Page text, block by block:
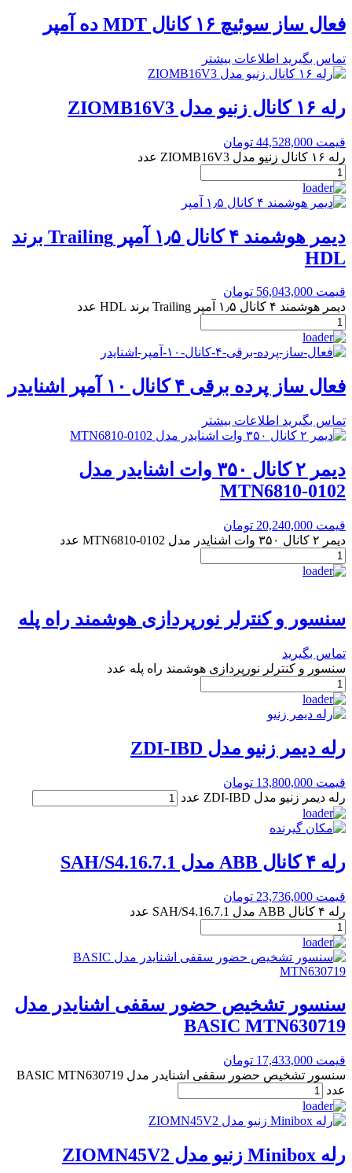
فعال ساز سوئیچ ۱۶ کانال MDT ده آمپر
تماس بگیرید اطلاعات بیشتر
رله ۱۶ کانال زنیو مدل ZIOMB16V3
قیمت 44,528,000 تومان
رله ۱۶ کانال زنیو مدل ZIOMB16V3 عدد
دیمر هوشمند ۴ کانال ۱٫۵ آمپر Trailing برند
HDL
قیمت 56,043,000 تومان
دیمر هوشمند ۴ کانال ۱٫۵ آمپر Trailing برند HDL عدد
فعال ساز پرده برقی ۴ کانال ۱۰ آمپر اشنایدر
تماس بگیرید اطلاعات بیشتر
دیمر ۲ کانال ۳۵۰ وات اشنایدر مدل
MTN6810-0102
قیمت 20,240,000 تومان
دیمر ۲ کانال ۳۵۰ وات اشنایدر مدل MTN6810-0102 عدد
سنسور و کنترلر نورپردازی هوشمند راه پله
تماس بگیرید
سنسور و کنترلر نورپردازی هوشمند راه پله عدد
رله دیمر زنیو مدل ZDI-IBD
قیمت 13,800,000 تومان
رله دیمر زنیو مدل ZDI-IBD عدد
رله ۴ کانال ABB مدل SAH/S4.16.7.1
قیمت 23,736,000 تومان
رله ۴ کانال ABB مدل SAH/S4.16.7.1 عدد
سنسور تشخیص حضور سقفی اشنایدر مدل
BASIC MTN630719
قیمت 17,433,000 تومان
سنسور تشخیص حضور سقفی اشنایدر مدل BASIC MTN630719
عدد
رله Minibox زنیو مدل ZIOMN45V2